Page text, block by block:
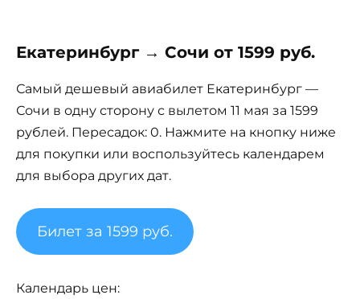
Екатеринбург → Сочи от 1599 руб.
Самый дешевый авиабилет Екатеринбург —
Сочи в одну сторону с вылетом 11 мая за 1599
рублей. Пересадок: 0. Нажмите на кнопку ниже
для покупки или воспользуйтесь календарем
для выбора других дат.
Билет за 1599 руб.
Календарь цен: